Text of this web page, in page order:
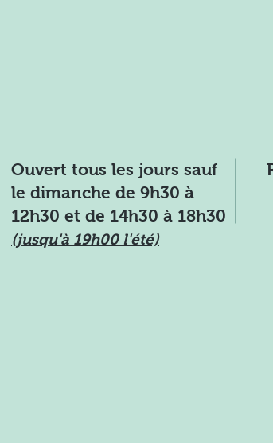
Ouvert tous les jours sauf
le dimanche de 9h30 à
12h30 et de 14h30 à 18h30
(jusqu'à 19h00 l'été)